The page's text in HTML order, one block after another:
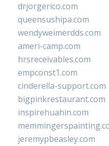
drjorgerico.com
queensushipa.com
wendyweimerdds.com
ameri-camp.com
hrsreceivables.com
empconst1.com
cinderella-support.com
bigpinkrestaurant.com
inspirehuahin.com
jeremypbeasley.com